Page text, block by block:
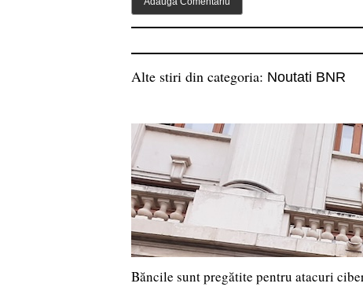
Alte stiri din categoria: Noutati BNR
Băncile sunt pregătite pentru atacuri